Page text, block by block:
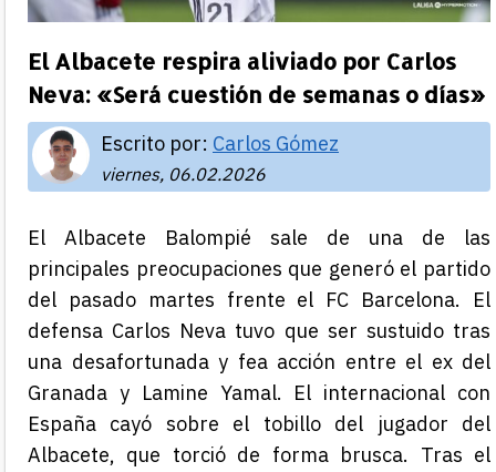
El Albacete respira aliviado por Carlos
Neva: «Será cuestión de semanas o días»
Escrito por: Carlos Gómez
viernes, 06.02.2026
El Albacete Balompié sale de una de las
principales preocupaciones que generó el partido
del pasado martes frente el FC Barcelona. El
defensa Carlos Neva tuvo que ser sustuido tras
una desafortunada y fea acción entre el ex del
Granada y Lamine Yamal. El internacional con
España cayó sobre el tobillo del jugador del
Albacete, que torció de forma brusca. Tras el